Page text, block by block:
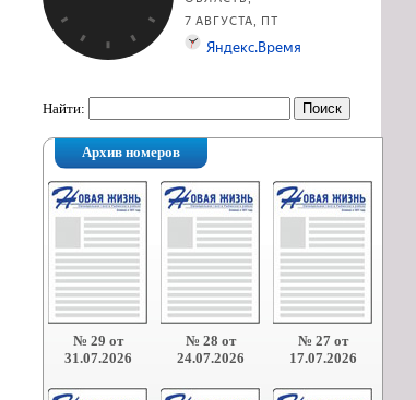
Найти:
Архив номеров
№ 29 от
31.07.2026
№ 28 от
24.07.2026
№ 27 от
17.07.2026